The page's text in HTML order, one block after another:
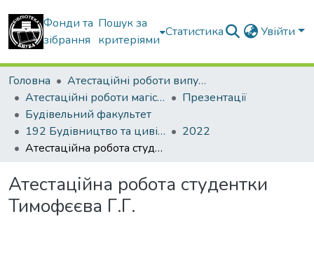
Фонди та
зібрання
Пошук за
критеріями
Статистика Увійти
Головна
Атестаційні роботи випускників
Атестаційні роботи магістрів
Презентації
Будівельний факультет
192 Будівництво та цивільна інженерія. Промислове і цивільне будівництво
2022
Атестаційна робота студентки Тимофєєва Г.Г.
Атестаційна робота студентки
Тимофєєва Г.Г.